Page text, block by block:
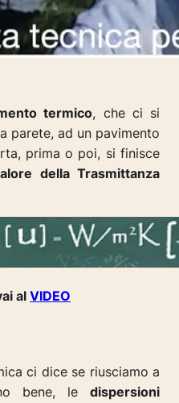
termico, che ci si
parete, ad un pavimento
prima o poi, si finisce
della Trasmittanza
al VIDEO
ci dice se riusciamo a
bene, le dispersioni